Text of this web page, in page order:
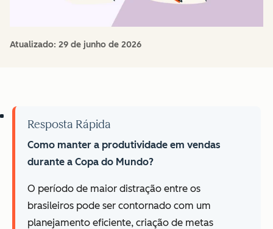
Atualizado: 29 de junho de 2026
Resposta Rápida
Como manter a produtividade em vendas
durante a Copa do Mundo?
O período de maior distração entre os
brasileiros pode ser contornado com um
planejamento eficiente, criação de metas